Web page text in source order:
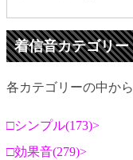
着信音カテゴリー
各カテゴリーの中か
シンプル(173)
効果音(279)